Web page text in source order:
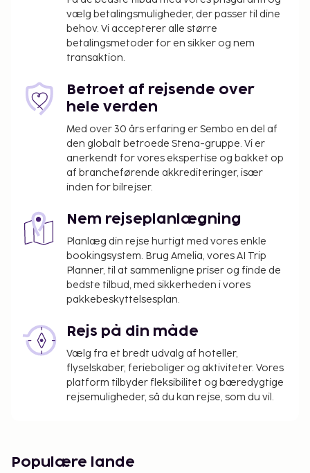
Gæsterne har blandt andet adgang til en døgnåben
reception, en flersproget medarbejderstab og
bagageopbevaring. Dette hotel har 2 møde- og
konferencelokaler til rådighed. Selvstændig
Gør brug af praktiske faciliteter, såsom gratis
trådløs internetadgang, tv på fællesarealer og
dette hotel inkluderer festsal og automat. Som
gæst på Campanile PRIME - Bussy-Saint-Georges
kan du nyde et måltid på Restaurant Campanile.
Morgenmadsbuffet serveres på hverdage fra kl.
kl. 10.00 mod et gebyr. Dette overnatningssted har
modtaget sin officielle stjernevurdering fra ATOUT
France, det franske agentur for turismeudvikling.
Du vil blive bedt om at betale følgende på
overnatningsstedet. Gebyrer inkluderer muligvis
Der pålægges en byskat: 3.90 EUR pr. person pr.
nat. Denne skat gælder ikke for børn under 18
Vi har medtaget alle gebyrer, som
Gebyr for selvstændig parkering: EUR 10 pr. dag
vælg betalingsmuligheder, der passer til dine
behov. Vi accepterer alle større
betalingsmetoder for en sikker og nem
transaktion.
Betroet af rejsende over
hele verden
Med over 30 års erfaring er Sembo en del af
den globalt betroede Stena-gruppe. Vi er
anerkendt for vores ekspertise og bakket op
af brancheførende akkrediteringer, især
inden for bilrejser.
Nem rejseplanlægning
Planlæg din rejse hurtigt med vores enkle
bookingsystem. Brug Amelia, vores AI Trip
Planner, til at sammenligne priser og finde de
bedste tilbud, med sikkerheden i vores
pakkebeskyttelsesplan.
Rejs på din måde
Vælg fra et bredt udvalg af hoteller,
flyselskaber, ferieboliger og aktiviteter. Vores
platform tilbyder fleksibilitet og bæredygtige
rejsemuligheder, så du kan rejse, som du vil.
Populære lande